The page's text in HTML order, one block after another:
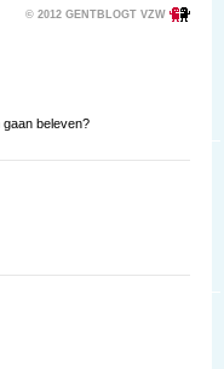
© 2012 GENTBLOGT VZW
beleven?